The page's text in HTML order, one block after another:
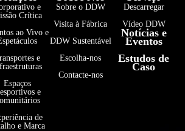
e
Crítica
ao Vivo e
e
Espaços
e
de
e Marca
Sobre o DDW
Visita à Fábrica
DDW Sustentável
Escolha-nos
Contacte-nos
Descarregar
Vídeo DDW
Notícias e
Eventos
Estudos de
Caso
हिन्दी
فارسی